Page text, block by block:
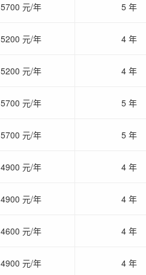
5700 元/年 5 年
5200 元/年 4 年
5200 元/年 4 年
5700 元/年 5 年
5700 元/年 5 年
4900 元/年 4 年
4900 元/年 4 年
4600 元/年 4 年
4900 元/年 4 年